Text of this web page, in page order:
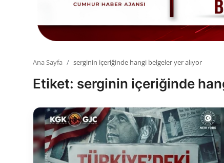
Kamu Kurumları ve Üst Kurullar
Resmi Reklamlar
Ana Sayfa serginin içeriğinde hangi belgeler yer alıyor
Etiket: serginin içeriğinde